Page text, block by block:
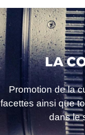
Promotion de la
facettes ainsi que
dans le